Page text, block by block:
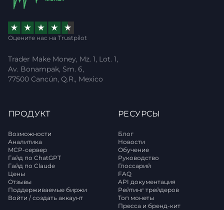
Оцените нас на Trustpilot
Trader Make Money, Mz. 1, Lot. 1,
Av. Bonampak, Sm. 6,
77500 Cancún, Q.R., Mexico
ПРОДУКТ
Возможности
Аналитика
MCP-сервер
Гайд по ChatGPT
Гайд по Claude
Цены
Отзывы
Поддерживаемые биржи
Войти / создать аккаунт
РЕСУРСЫ
Блог
Новости
Обучение
Руководство
Глоссарий
FAQ
API документация
Рейтинг трейдеров
Топ монеты
Пресса и бренд-кит